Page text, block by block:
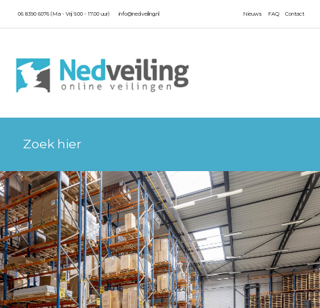
06 8390 6076 (Ma - Vrij 9.00 - 17.00 uur) info@nedveiling.nl Contact
FAQ
Nieuws